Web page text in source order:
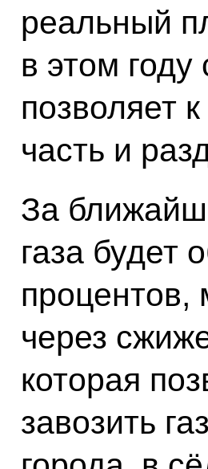
реальный
в этом году
позволяет
часть и
За
газа будет
процентов,
через
которая
завозить